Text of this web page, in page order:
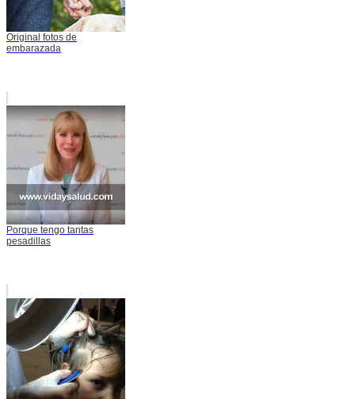
Original fotos de
embarazada
Porque tengo tantas
pesadillas